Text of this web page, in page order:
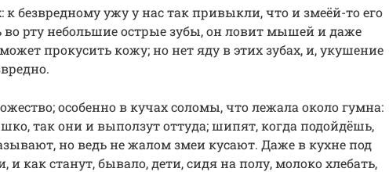
к безвредному ужу у нас так привыкли, что и змеёй-то его
во рту небольшие острые зубы, он ловит мышей и даже
прокусить кожу; но нет яду в этих зубах, и, укушение
особенно в кучах соломы, что лежала около гумна:
так они и выползут оттуда; шипят, когда подойдёшь,
но ведь не жалом змеи кусают. Даже в кухне под
и как станут, бывало, дети, сидя на полу, молоко хлебать,